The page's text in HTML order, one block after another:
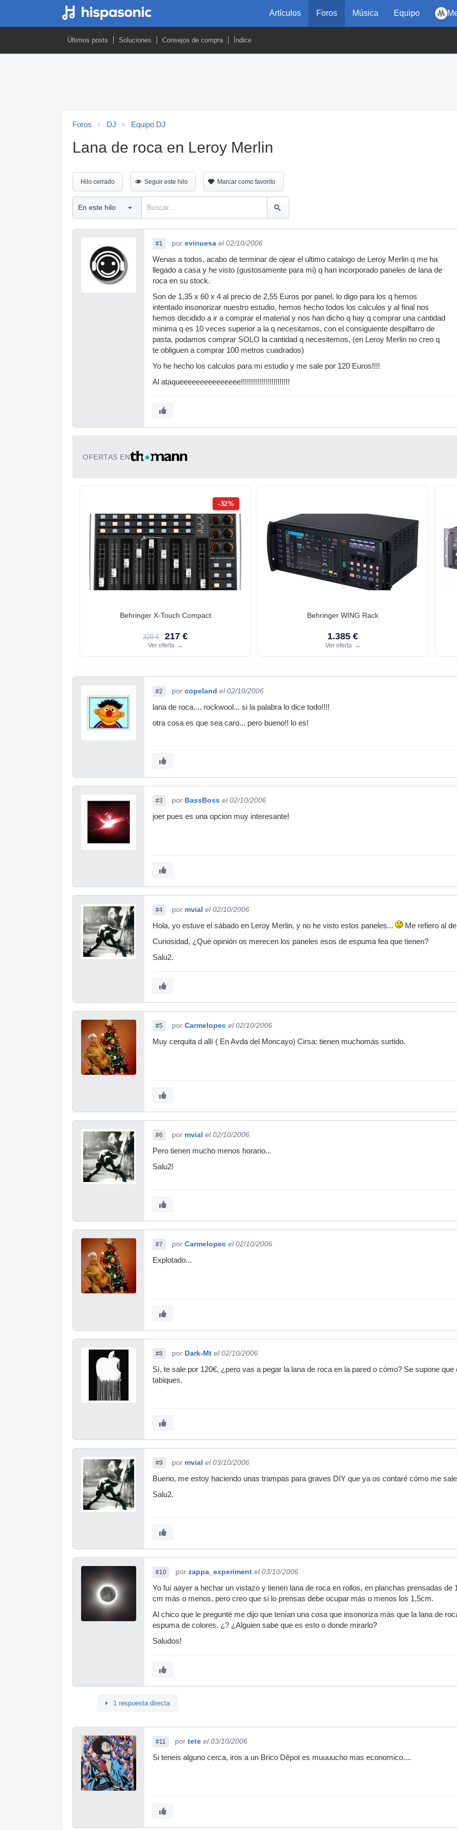
Artículos Foros Música Equipo
Últimos posts Soluciones Consejos de compra Índice
Foros DJ Equipo DJ
Lana de roca en Leroy Merlin
Hilo cerrado Seguir este hilo Marcar como favorito
#1 por evinuesa el 02/10/2006
Wenas a todos, acabo de terminar de ojear el ultimo catalogo de Leroy Merlin q me ha
llegado a casa y he visto (gustosamente para mi) q han incorporado paneles de lana de
roca en su stock.
Son de 1,35 x 60 x 4 al precio de 2,55 Euros por panel, lo digo para los q hemos
intentado insonorizar nuestro estudio, hemos hecho todos los calculos y al final nos
hemos decidido a ir a comprar el material y nos han dicho q hay q comprar una cantidad
minima q es 10 veces superior a la q necesitamos, con el consiguiente despilfarro de
pasta, podamos comprar SOLO la cantidad q necesitemos, (en Leroy Merlin no creo q
te obliguen a comprar 100 metros cuadrados)
Yo he hecho los calculos para mi estudio y me sale por 120 Euros!!!!
Al ataqueeeeeeeeeeeeeee!!!!!!!!!!!!!!!!!!!!!!!!
OFERTAS EN
-32%
Behringer X-Touch Compact
320 € 217 €
Ver oferta →
Behringer WING Rack
1.385 €
Ver oferta →
#2 por copeland el 02/10/2006
lana de roca.... rockwool... si la palabra lo dice todo!!!!
otra cosa es que sea caro... pero bueno!! lo es!
#3 por BassBoss el 02/10/2006
joer pues es una opcion muy interesante!
#4 por mvial el 02/10/2006
Hola, yo estuve el sábado en Leroy Merlin, y no he visto estos paneles...
Me refiero al
Curiosidad, ¿Qué opinión os merecen los paneles esos de espuma fea que tienen?
Salu2.
#5 por Carmelopec el 02/10/2006
Muy cerquita d allí ( En Avda del Moncayo) Cirsa: tienen muchomás surtido.
#6 por mvial el 02/10/2006
Pero tienen mucho menos horario...
Salu2!
#7 por Carmelopec el 02/10/2006
Explotado...
#8 por Dark-Mt el 02/10/2006
Sí, te sale por 120€, ¿pero vas a pegar la lana de roca en la pared o cómo? Se supone
tabiques.
#9 por mvial el 03/10/2006
Bueno, me estoy haciendo unas trampas para graves DIY que ya os contaré cómo me
Salu2.
#10 por zappa_experiment el 03/10/2006
Yo fuí aayer a hechar un vistazo y tienen lana de roca en rollos, en planchas prensadas
cm más o menos, pero creo que si lo prensas debe ocupar más o menos los 1,5cm.
Al chico que le pregunté me dijo que tenían una cosa que insonoriza más que la lana de
espuma de colores. ¿? ¿Alguien sabe que es esto o donde mirarlo?
Saludos!
1 respuesta directa
#11 por tete el 03/10/2006
Si teneis alguno cerca, iros a un Brico Dêpot es muuuucho mas economico....